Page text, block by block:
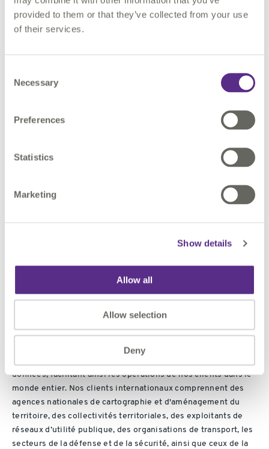
provided to them or that they’ve collected from your use
of their services.
Selection
Necessary
Preferences
Statistics
Marketing
Show details
Allow all
Allow selection
Deny
l’innovation dans le domaine stratégique du géo-
numérique et des systèmes d’information
géographique.
de solutions et d'applications métier de gestion des données
données, facilitant ainsi les opérations de nos clients dans le
monde entier. Nos clients internationaux comprennent des
agences nationales de cartographie et d'aménagement du
territoire, des collectivités territoriales, des exploitants de
réseaux d’utilité publique, des organisations de transport, les
secteurs de la défense et de la sécurité, ainsi que ceux de la